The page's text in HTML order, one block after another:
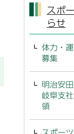
スポ
らせ
体力・
募集
明治安
岐阜支
領